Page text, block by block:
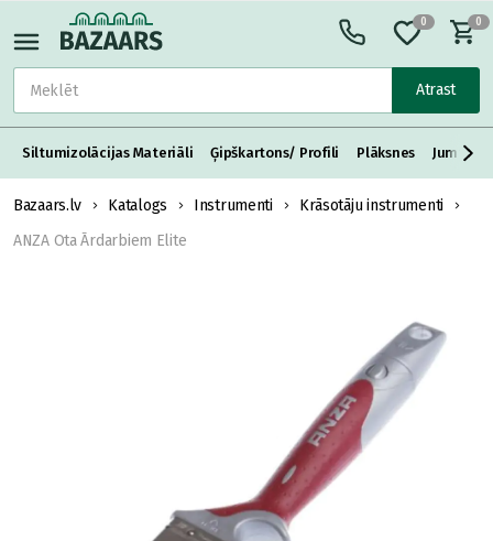
Atrast
0 0
Siltumizolācijas Materiāli Ģipškartons/ Profili Plāksnes Jumta
Bazaars.lv Katalogs Instrumenti
Krāsotāju instrumenti
ANZA Ota Ārdarbiem Elite